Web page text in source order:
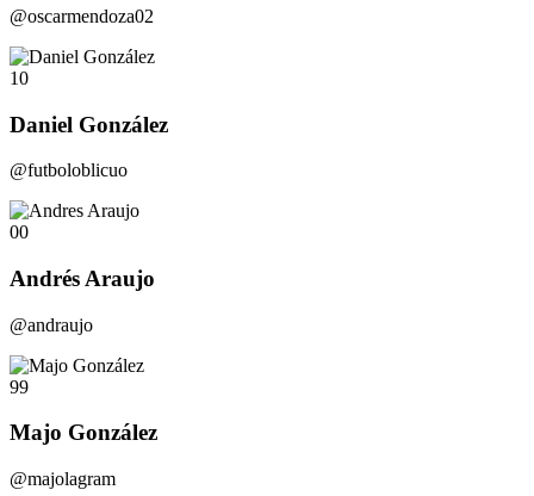
@oscarmendoza02
10
Daniel González
@futboloblicuo
00
Andrés Araujo
@andraujo
99
Majo González
@majolagram